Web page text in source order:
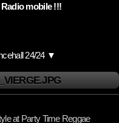
mobile !!!
24/24 ▼